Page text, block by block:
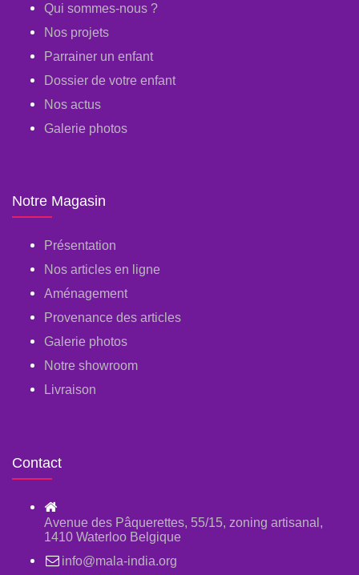
Qui sommes-nous ?
Nos projets
Parrainer un enfant
Dossier de votre enfant
Nos actus
Galerie photos
Notre Magasin
Présentation
Nos articles en ligne
Aménagement
Provenance des articles
Galerie photos
Notre showroom
Livraison
Contact
Avenue des Pâquerettes, 55/15, zoning artisanal,
1410 Waterloo Belgique
info@mala-india.org